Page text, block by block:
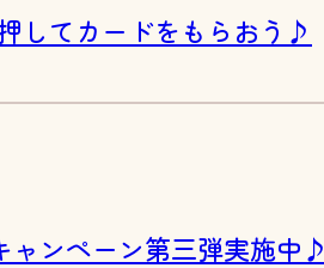
してカードをもらおう♪
ャンペーン第三弾実施中♪